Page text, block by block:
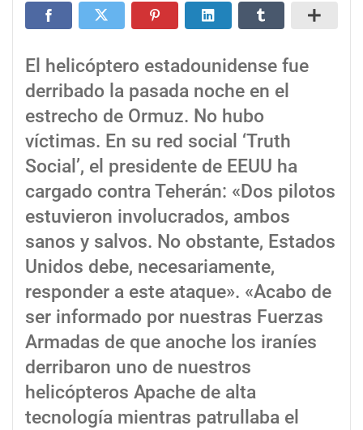
El helicóptero estadounidense fue
derribado la pasada noche en el
estrecho de Ormuz. No hubo
víctimas. En su red social ‘Truth
Social’, el presidente de EEUU ha
cargado contra Teherán: «Dos pilotos
estuvieron involucrados, ambos
sanos y salvos. No obstante, Estados
Unidos debe, necesariamente,
responder a este ataque». «Acabo de
ser informado por nuestras Fuerzas
Armadas de que anoche los iraníes
derribaron uno de nuestros
helicópteros Apache de alta
tecnología mientras patrullaba el